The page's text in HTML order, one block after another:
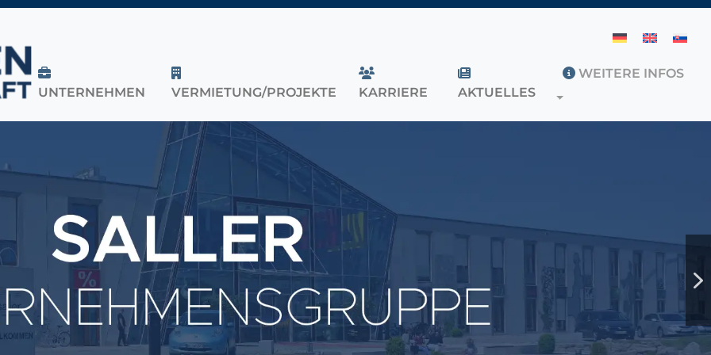
UNTERNEHMEN VERMIETUNG/PROJEKTE KARRIERE AKTUELLES
WEITERE INFOS
TOGGLE DROPDOWN